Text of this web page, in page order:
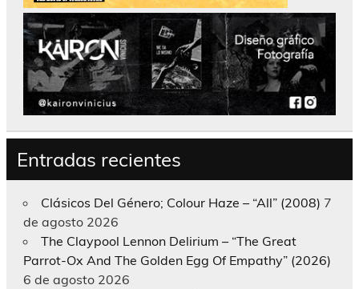
Entradas recientes
Clásicos Del Género; Colour Haze – “All” (2008) 7
de agosto 2026
The Claypool Lennon Delirium – “The Great
Parrot-Ox And The Golden Egg Of Empathy” (2026)
6 de agosto 2026